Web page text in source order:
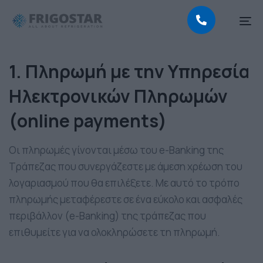
1. Πληρωμή με την Υπηρεσία
Ηλεκτρονικών Πληρωμών
(online payments)
Οι πληρωμές γίνονται μέσω του e-Banking της
Τράπεζας που συνεργάζεστε με άμεση χρέωση του
λογαριασμού που θα επιλέξετε. Με αυτό το τρόπο
πληρωμής μεταφέρεστε σε ένα εύκολο και ασφαλές
περιβάλλον (e-Banking) της τράπεζας που
επιθυμείτε για να ολοκληρώσετε τη πληρωμή.